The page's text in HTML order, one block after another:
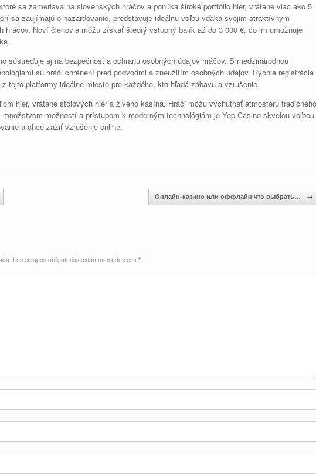
sa zameriava na slovenských hráčov a ponúka široké portfólio hier, vrátane viac ako 5
sa zaujímajú o hazardovanie, predstavuje ideálnu voľbu vďaka svojim atraktívnym
hráčov. Noví členovia môžu získať štedrý vstupný balík až do 3 000 €, čo im umožňuje
sústreďuje aj na bezpečnosť a ochranu osobných údajov hráčov. S medzinárodnou
sú hráči chránení pred podvodmi a zneužitím osobných údajov. Rýchla registrácia
tejto platformy ideálne miesto pre každého, kto hľadá zábavu a vzrušenie.
hier, vrátane stolových hier a živého kasína. Hráči môžu vychutnať atmosféru tradičného
možností a prístupom k moderným technológiám je Yep Casino skvelou voľbou
a chce zažiť vzrušenie online.
Онлайн-казино или оффлайн что выбрать… →
Los campos obligatorios están marcados con *